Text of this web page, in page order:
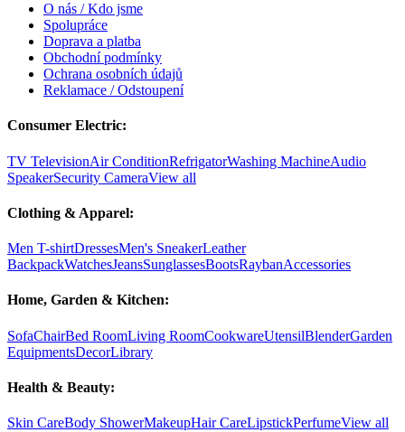
O nás / Kdo jsme
Spolupráce
Doprava a platba
Obchodní podmínky
Ochrana osobních údajů
Reklamace / Odstoupení
Consumer Electric:
TV TelevisionAir ConditionRefrigatorWashing MachineAudio
SpeakerSecurity CameraView all
Clothing & Apparel:
Men T-shirtDressesMen's SneakerLeather
BackpackWatchesJeansSunglassesBootsRaybanAccessories
Home, Garden & Kitchen:
SofaChairBed RoomLiving RoomCookwareUtensilBlenderGarden
EquipmentsDecorLibrary
Health & Beauty:
Skin CareBody ShowerMakeupHair CareLipstickPerfumeView all